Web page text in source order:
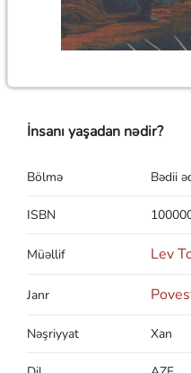
İnsanı yaşadan nədir?
Bölmə Bədii
ISBN
Müəllif Lev
Janr
Nəşriyyat Xan